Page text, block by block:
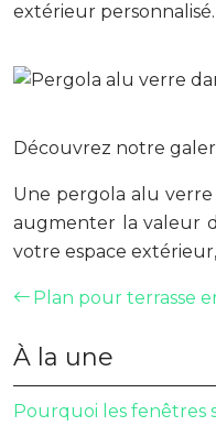
extérieur personnalisé.
Découvrez notre
Une pergola alu
augmenter la valeur
votre espace
Plan pour terrasse
À la une
Pourquoi les fenêtres